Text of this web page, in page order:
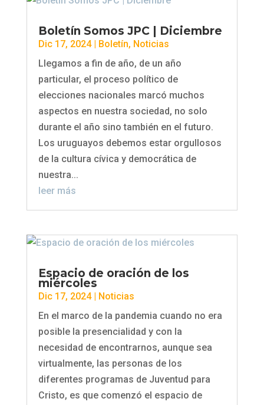
Boletín Somos JPC | Diciembre
Dic 17, 2024| Boletín, Noticias
Llegamos a fin de año, de un año
particular, el proceso político de
elecciones nacionales marcó muchos
aspectos en nuestra sociedad, no solo
durante el año sino también en el futuro.
Los uruguayos debemos estar orgullosos
de la cultura cívica y democrática de
nuestra...
leer más
Espacio de oración de los
miércoles
Dic 17, 2024|
Noticias
En el marco de la pandemia cuando no era
posible la presencialidad y con la
necesidad de encontrarnos, aunque sea
virtualmente, las personas de los
diferentes programas de Juventud para
Cristo, es que comenzó el espacio de